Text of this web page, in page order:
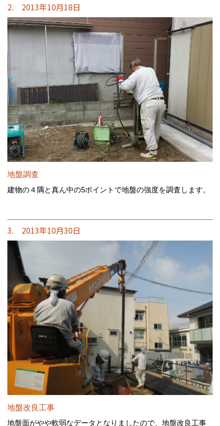
2. 2013年10月18日
地盤調査
建物の４隅と真ん中の5ポイントで地盤の強度を調査します。
3. 2013年10月30日
地盤改良工事
地盤面がやや軟弱なデータとなりましたので、地盤改良工事